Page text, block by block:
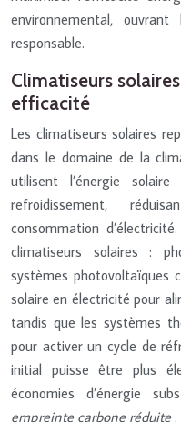
environnemental,
responsable.
Climatiseurs
efficacité
Les climatiseurs solaires
dans le domaine de la
utilisent l’énergie
refroidissement,
consommation
climatiseurs solaires :
systèmes photovoltaïques
solaire en électricité pour
tandis que les systèmes
pour activer un cycle de
initial puisse être plus
économies d’énergie
empreinte carbone réduite .